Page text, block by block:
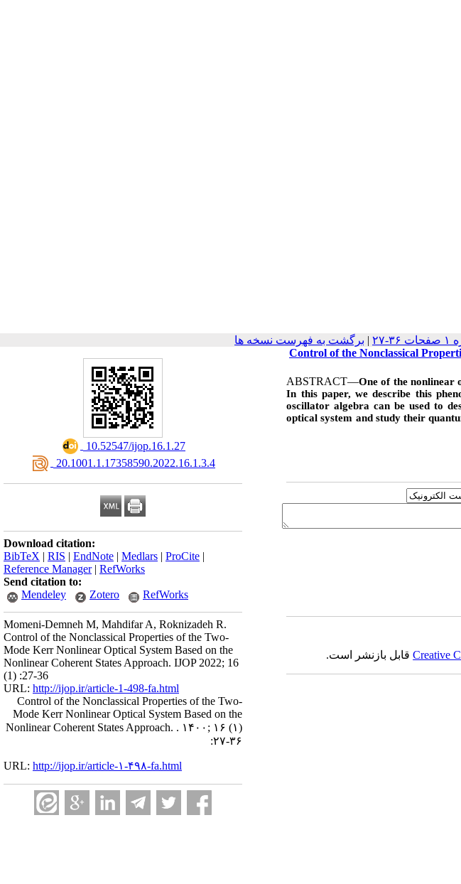
| برگشت به فهرست نسخه ها
‎ 10.52547/ijop.16.1.27
‎ 20.1001.1.17358590.2022.16.1.3.4
Download citation:
BibTeX | RIS | EndNote | Medlars | ProCite |
Reference Manager| RefWorks
Send citation to:
Mendeley
Zotero RefWorks
Momeni-Demneh M, Mahdifar A, Roknizadeh R.
Control of the Nonclassical Properties of the Two-
Mode Kerr Nonlinear Optical System Based on the
Nonlinear Coherent States Approach. IJOP 2022; 16
(1) :27-36
URL: http://ijop.ir/article-1-498-fa.html
Control of the Nonclassical Properties of the Two-
Mode Kerr Nonlinear Optical System Based on the
Nonlinear Coherent States Approach. . ۱۴۰۰; ۱۶ (۱)
:۲۷-۳۶
URL: http://ijop.ir/article-۱-۴۹۸-fa.html
Control of the Nonclassical
ABSTRACT—One of the nonlinear
In this paper, we describe this
oscillator algebra can be used to
optical system and study their
Creativeقابل بازنشر است.